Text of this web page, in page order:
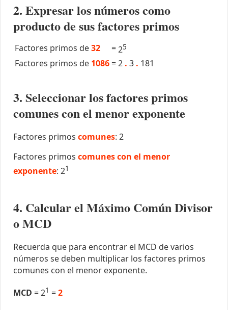
2. Expresar los números como
producto de sus factores primos
Factores primos de32 =25
Factores primos de 1086 =2 . 3 . 181
3. Seleccionar los factores primos
comunes con el menor exponente
Factores primos comunes: 2
Factores primos comunes con el menor
exponente: 21
4. Calcular el Máximo Común Divisor
o MCD
Recuerda que para encontrar el MCD de varios
números se deben multiplicar los factores primos
comunes con el menor exponente.
MCD = 21 =2